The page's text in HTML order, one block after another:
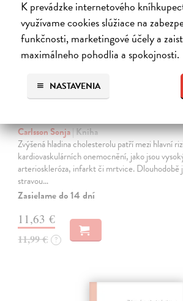
K prevádzke internetového
využívame cookies slúžiace na
funkčnosti, marketingové účely a
maximálneho pohodlia a spokojnosti.
NASTAVENIA
Zdravá a chutná strava při
Carlsson Sonja| Kniha
Zvýšená hladina cholesterolu patří mezi hlavní
kardiovaskulárních onemocnění, jako jsou
arterioskleróza, infarkt či mrtvice. Dlouhodobě
stravou…
Zasielame do 14 dní
11,63 €
11,99 € ?